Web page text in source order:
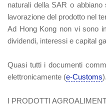
naturali della SAR o
lavorazione del prodotto nel
Ad Hong Kong non vi sono
dividendi, interessi e capital
Quasi tutti i documenti
elettronicamente (e-Customs).
I PRODOTTI